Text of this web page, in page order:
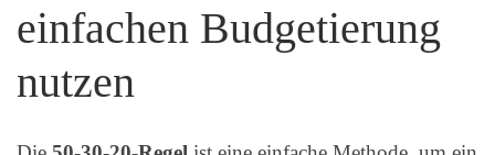
einfachen Budgetierung
nutzen